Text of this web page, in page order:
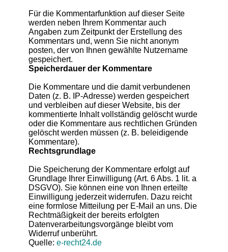
Für die Kommentarfunktion auf dieser Seite
werden neben Ihrem Kommentar auch
Angaben zum Zeitpunkt der Erstellung des
Kommentars und, wenn Sie nicht anonym
posten, der von Ihnen gewählte Nutzername
gespeichert.
Speicherdauer der Kommentare
Die Kommentare und die damit verbundenen
Daten (z. B. IP-Adresse) werden gespeichert
und verbleiben auf dieser Website, bis der
kommentierte Inhalt vollständig gelöscht wurde
oder die Kommentare aus rechtlichen Gründen
gelöscht werden müssen (z. B. beleidigende
Kommentare).
Rechtsgrundlage
Die Speicherung der Kommentare erfolgt auf
Grundlage Ihrer Einwilligung (Art. 6 Abs. 1 lit. a
DSGVO). Sie können eine von Ihnen erteilte
Einwilligung jederzeit widerrufen. Dazu reicht
eine formlose Mitteilung per E-Mail an uns. Die
Rechtmäßigkeit der bereits erfolgten
Datenverarbeitungsvorgänge bleibt vom
Widerruf unberührt.
Quelle: e-recht24.de